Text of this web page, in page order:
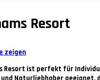
Resort
zeigen
Resort ist perfekt für